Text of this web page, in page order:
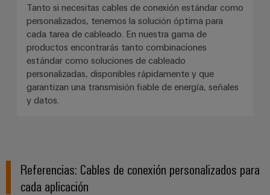
Tanto si necesitas cables de conexión estándar como
personalizados, tenemos la solución óptima para
cada tarea de cableado. En nuestra gama de
productos encontrarás tanto combinaciones
estándar como soluciones de cableado
personalizadas, disponibles rápidamente y que
garantizan una transmisión fiable de energía, señales
y datos.
Referencias: Cables de conexión personalizados para
cada aplicación